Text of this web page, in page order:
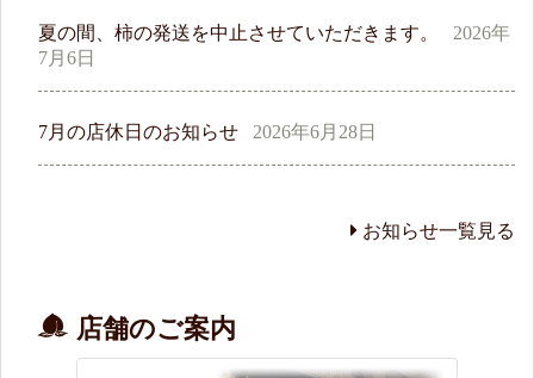
夏の間、柿の発送を中止させていただきます。
2026年
7月6日
7月の店休日のお知らせ 2026年6月28日
お知らせ一覧見る
店舗のご案内